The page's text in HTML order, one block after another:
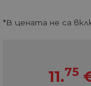
*В цената не са
11.75